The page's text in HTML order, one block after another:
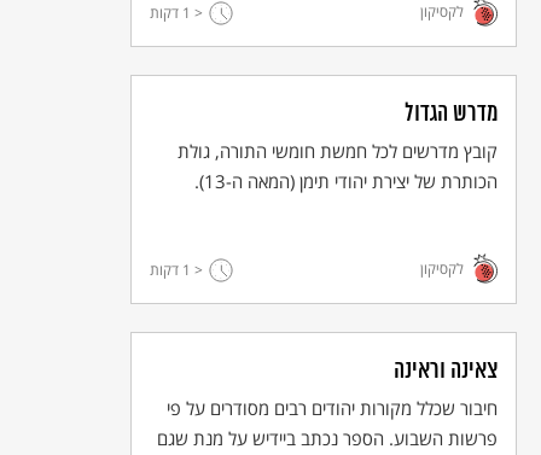
לקסיקון < 1 דקות
מדרש הגדול
קובץ מדרשים לכל חמשת חומשי התורה, גולת
הכותרת של יצירת יהודי תימן (המאה ה-13).
לקסיקון < 1 דקות
צאינה וראינה
חיבור שכלל מקורות יהודים רבים מסודרים על פי
פרשות השבוע. הספר נכתב ביידיש על מנת שגם